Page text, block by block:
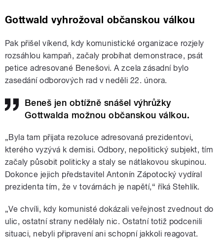
Gottwald vyhrožoval občanskou válkou
Pak přišel víkend, kdy komunistické organizace rozjely
rozsáhlou kampaň, začaly probíhat demonstrace, psát
petice adresované Benešovi. A zcela zásadní bylo
zasedání odborových rad v neděli 22. února.
Beneš jen obtížně snášel výhrůžky
Gottwalda možnou občanskou válkou.
„Byla tam přijata rezoluce adresovaná prezidentovi,
kterého vyzývá k demisi. Odbory, nepolitický subjekt, tím
začaly působit politicky a staly se nátlakovou skupinou.
Dokonce jejich představitel Antonín Zápotocký vydíral
prezidenta tím, že v továrnách je napětí,“ říká Stehlík.
„Ve chvíli, kdy komunisté dokázali veřejnost zvednout do
ulic, ostatní strany nedělaly nic. Ostatní totiž podcenili
situaci, nebyli připravení ani schopní jakkoli reagovat.